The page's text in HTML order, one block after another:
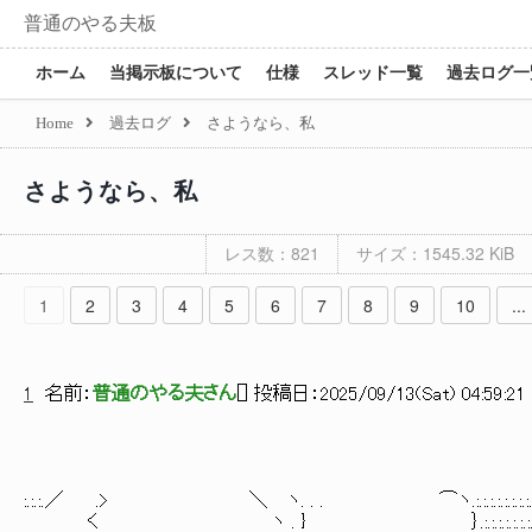
普通のやる夫板
ホーム 当掲示板について 仕様 スレッド一覧 過去ログ
Home 過去ログ さようなら、私
さようなら、私
レス数：821 サイズ：1545.32 KiB
1 2 3 4 5 6 7 8 9 10 ...
1 名前： 普通のやる夫さん ] 投稿日： 2025/09/13(Sat) 04:59:21
:.:.:.／ .> ＼ ヽ. . . ⌒ヽ
く ヽ . } ｝